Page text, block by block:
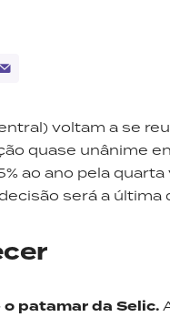
voltam a se
quase unânime
ao ano pela
será a última
patamar da Selic.